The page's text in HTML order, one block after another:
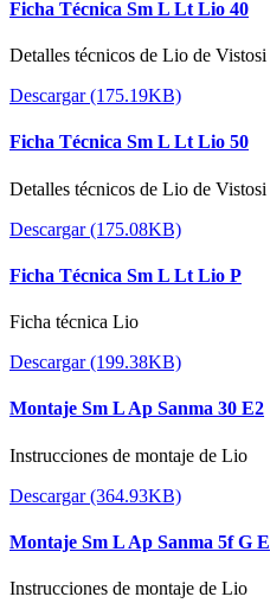
Ficha Técnica Sm L Lt Lio 40
Detalles técnicos de Lio de Vistosi
Descargar (175.19KB)
Ficha Técnica Sm L Lt Lio 50
Detalles técnicos de Lio de Vistosi
Descargar (175.08KB)
Ficha Técnica Sm L Lt Lio P
Ficha técnica Lio
Descargar (199.38KB)
Montaje Sm L Ap Sanma 30 E2
Instrucciones de montaje de Lio
Descargar (364.93KB)
Montaje Sm L Ap Sanma 5f G E
Instrucciones de montaje de Lio